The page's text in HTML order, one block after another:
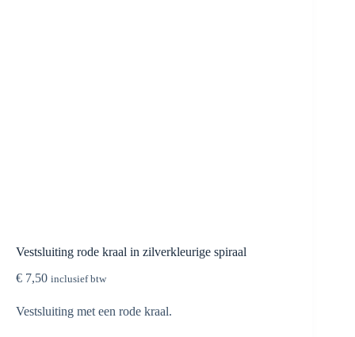
Vestsluiting rode kraal in zilverkleurige spiraal
€ 7,50 inclusief btw
Vestsluiting met een rode kraal.